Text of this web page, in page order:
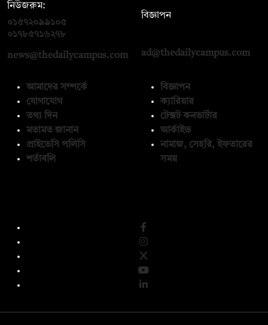
নিউজরুম:
০১৫৭২০৯৯১০৫
০১৭৮৫৭১৬২৭৮
news@thedailycampus.com
বিজ্ঞাপন
ad@thedailycampus.com
আমাদের সম্পর্কে
যোগাযোগ
তথ্য দিন
মতামত জানান
প্রাইভেসি পলিসি
শর্তাবলি
বিজ্ঞাপন
ক্যারিয়ার
টেক্সট কনভার্টার
আর্কাইভ
নামাজ, সেহরি, ইফতারের
সময়